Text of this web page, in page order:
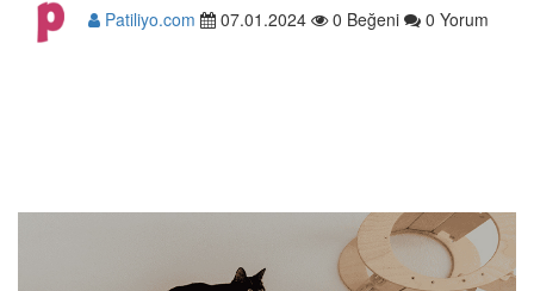
Patiliyo.com 07.01.2024 0 Beğeni 0 Yorum